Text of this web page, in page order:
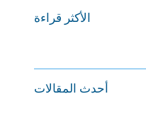
الأكثر قراءة
أحدث المقالات